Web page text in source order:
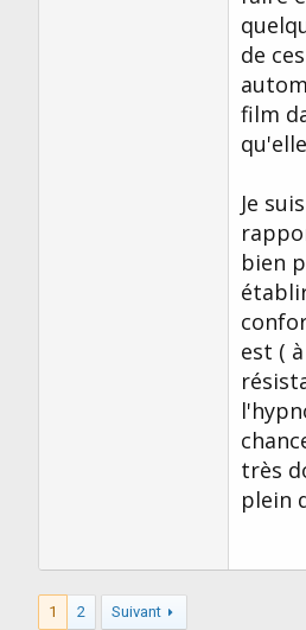
de
film
Je
bien
est (
très
plein
1 2 Suivant